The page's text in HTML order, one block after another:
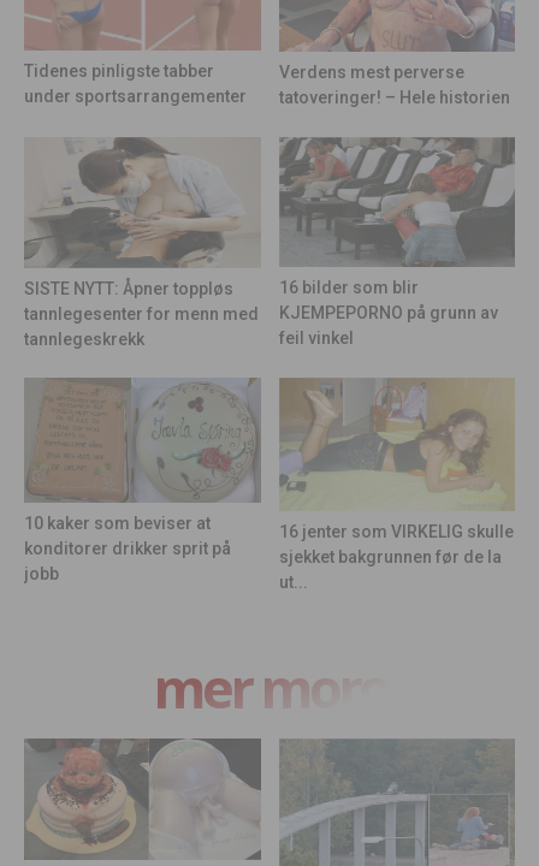
Tidenes pinligste tabber
under sportsarrangementer
Verdens mest perverse
tatoveringer! – Hele historien
SISTE NYTT: Åpner toppløs
tannlegesenter for menn med
tannlegeskrekk
16 bilder som blir
KJEMPEPORNO på grunn av
feil vinkel
10 kaker som beviser at
konditorer drikker sprit på
jobb
16 jenter som VIRKELIG skulle
sjekket bakgrunnen før de la
ut...
mer moro